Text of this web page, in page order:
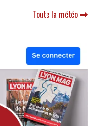
Toute la météo